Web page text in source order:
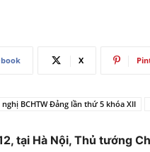
X
nghị BCHTW Đảng lần thứ 5 khóa XII
tại Hà Nội, Thủ tướng